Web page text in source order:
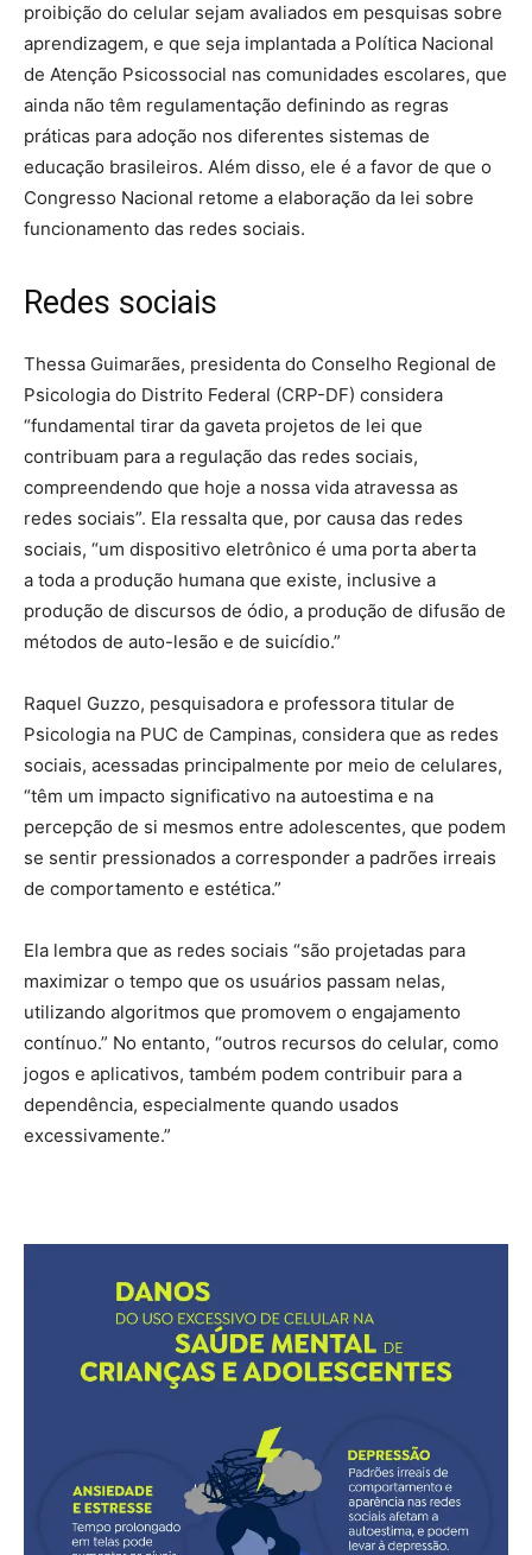
proibição do celular sejam avaliados em pesquisas sobre
aprendizagem, e que seja implantada a Política Nacional
de Atenção Psicossocial nas comunidades escolares, que
ainda não têm regulamentação definindo as regras
práticas para adoção nos diferentes sistemas de
educação brasileiros. Além disso, ele é a favor de que o
Congresso Nacional retome a elaboração da lei sobre
funcionamento das redes sociais.
Redes sociais
Thessa Guimarães, presidenta do Conselho Regional de
Psicologia do Distrito Federal (CRP-DF) considera
“fundamental tirar da gaveta projetos de lei que
contribuam para a regulação das redes sociais,
compreendendo que hoje a nossa vida atravessa as
redes sociais”. Ela ressalta que, por causa das redes
sociais, “um dispositivo eletrônico é uma porta aberta
a toda a produção humana que existe, inclusive a
produção de discursos de ódio, a produção de difusão de
métodos de auto-lesão e de suicídio.”
Raquel Guzzo, pesquisadora e professora titular de
Psicologia na PUC de Campinas, considera que as redes
sociais, acessadas principalmente por meio de celulares,
“têm um impacto significativo na autoestima e na
percepção de si mesmos entre adolescentes, que podem
se sentir pressionados a corresponder a padrões irreais
de comportamento e estética.”
Ela lembra que as redes sociais “são projetadas para
maximizar o tempo que os usuários passam nelas,
utilizando algoritmos que promovem o engajamento
contínuo.” No entanto, “outros recursos do celular, como
jogos e aplicativos, também podem contribuir para a
dependência, especialmente quando usados
excessivamente.”